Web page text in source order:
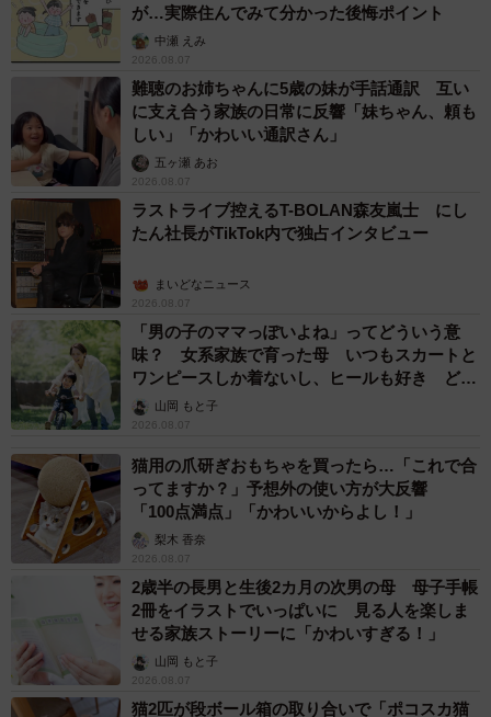
が…実際住んでみて分かった後悔ポイント
中瀬 えみ
2026.08.07
難聴のお姉ちゃんに5歳の妹が手話通訳 互い
に支え合う家族の日常に反響「妹ちゃん、頼も
しい」「かわいい通訳さん」
五ヶ瀬 あお
2026.08.07
ラストライブ控えるT-BOLAN森友嵐士 にし
たん社長がTikTok内で独占インタビュー
まいどなニュース
2026.08.07
「男の子のママっぽいよね」ってどういう意
味？ 女系家族で育った母 いつもスカートと
ワンピースしか着ないし、ヒールも好き どの
へんが…
山岡 もと子
2026.08.07
猫用の爪研ぎおもちゃを買ったら…「これで合
ってますか？」予想外の使い方が大反響
「100点満点」「かわいいからよし！」
梨木 香奈
2026.08.07
2歳半の長男と生後2カ月の次男の母 母子手帳
2冊をイラストでいっぱいに 見る人を楽しま
せる家族ストーリーに「かわいすぎる！」
山岡 もと子
2026.08.07
猫2匹が段ボール箱の取り合いで「ポコスカ猫